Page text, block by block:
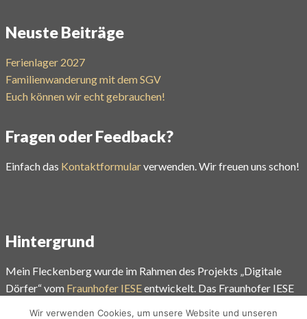
Neuste Beiträge
Ferienlager 2027
Familienwanderung mit dem SGV
Euch können wir echt gebrauchen!
Fragen oder Feedback?
Einfach das Kontaktformularverwenden. Wir freuen uns schon!
Hintergrund
Mein Fleckenberg wurde im Rahmen des Projekts „Digitale
Dörfer“ vom Fraunhofer IESEentwickelt. Das Fraunhofer IESE
Wir verwenden Cookies, um unsere Website und unseren